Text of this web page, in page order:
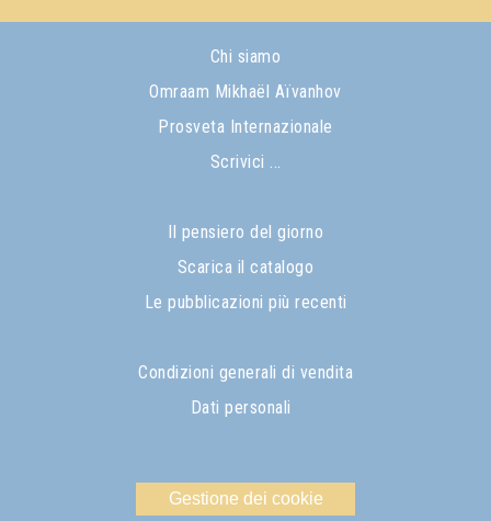
Chi siamo
Omraam Mikhaël Aïvanhov
Prosveta Internazionale
Scrivici ...
Il pensiero del giorno
Scarica il catalogo
Le pubblicazioni più recenti
Condizioni generali di vendita
Dati personali
Gestione dei cookie